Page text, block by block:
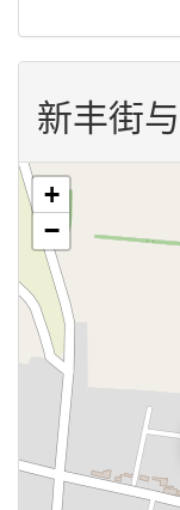
新丰街
+
−